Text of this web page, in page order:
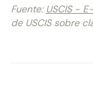
Fuente: USCIS -
de USCIS sobre